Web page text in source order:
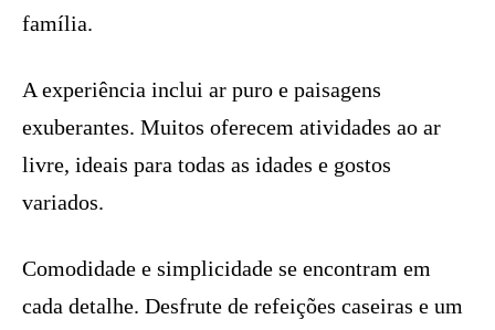
família.
A experiência inclui ar puro e paisagens
exuberantes. Muitos oferecem atividades ao ar
livre, ideais para todas as idades e gostos
variados.
Comodidade e simplicidade se encontram em
cada detalhe. Desfrute de refeições caseiras e um